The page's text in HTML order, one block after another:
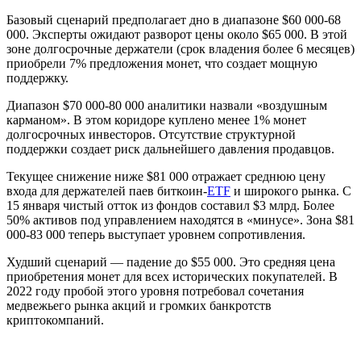
Базовый сценарий предполагает дно в диапазоне $60 000-68
000. Эксперты ожидают разворот цены около $65 000. В этой
зоне долгосрочные держатели (срок владения более 6 месяцев)
приобрели 7% предложения монет, что создает мощную
поддержку.
Диапазон $70 000-80 000 аналитики назвали «воздушным
карманом». В этом коридоре куплено менее 1% монет
долгосрочных инвесторов. Отсутствие структурной
поддержки создает риск дальнейшего давления продавцов.
Текущее снижение ниже $81 000 отражает среднюю цену
входа для держателей паев биткоин-ETF и широкого рынка. С
15 января чистый отток из фондов составил $3 млрд. Более
50% активов под управлением находятся в «минусе». Зона $81
000-83 000 теперь выступает уровнем сопротивления.
Худший сценарий — падение до $55 000. Это средняя цена
приобретения монет для всех исторических покупателей. В
2022 году пробой этого уровня потребовал сочетания
медвежьего рынка акций и громких банкротств
криптокомпаний.